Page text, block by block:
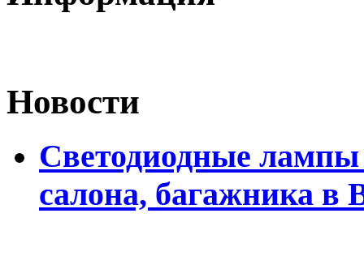
Новости
Светодиодные лампы
салона, багажника в